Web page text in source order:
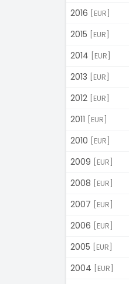
2016
[EUR]
2015
[EUR]
2014
[EUR]
2013
[EUR]
2012
[EUR]
2011
[EUR]
2010
[EUR]
2009
[EUR]
2008
[EUR]
2007
[EUR]
2006
[EUR]
2005
[EUR]
2004
[EUR]